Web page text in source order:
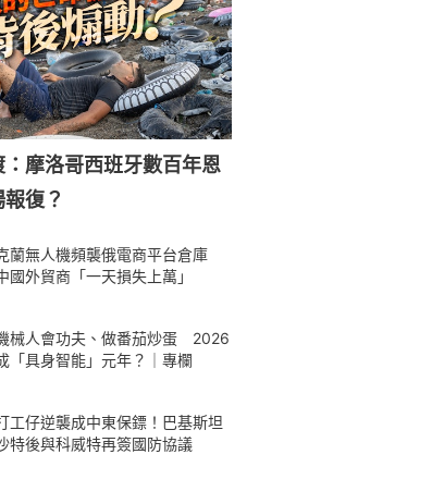
摩洛哥西班牙數百年恩
復？
蘭無人機頻襲俄電商平台倉庫
國外貿商「一天損失上萬」
械人會功夫、做番茄炒蛋 2026
「具身智能」元年？｜專欄
工仔逆襲成中東保鏢！巴基斯坦
特後與科威特再簽國防協議